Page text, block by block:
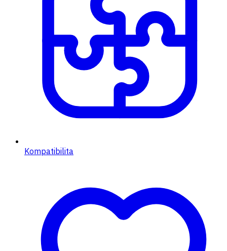
Kompatibilita